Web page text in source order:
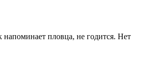
напоминает пловца, не годится. Нет